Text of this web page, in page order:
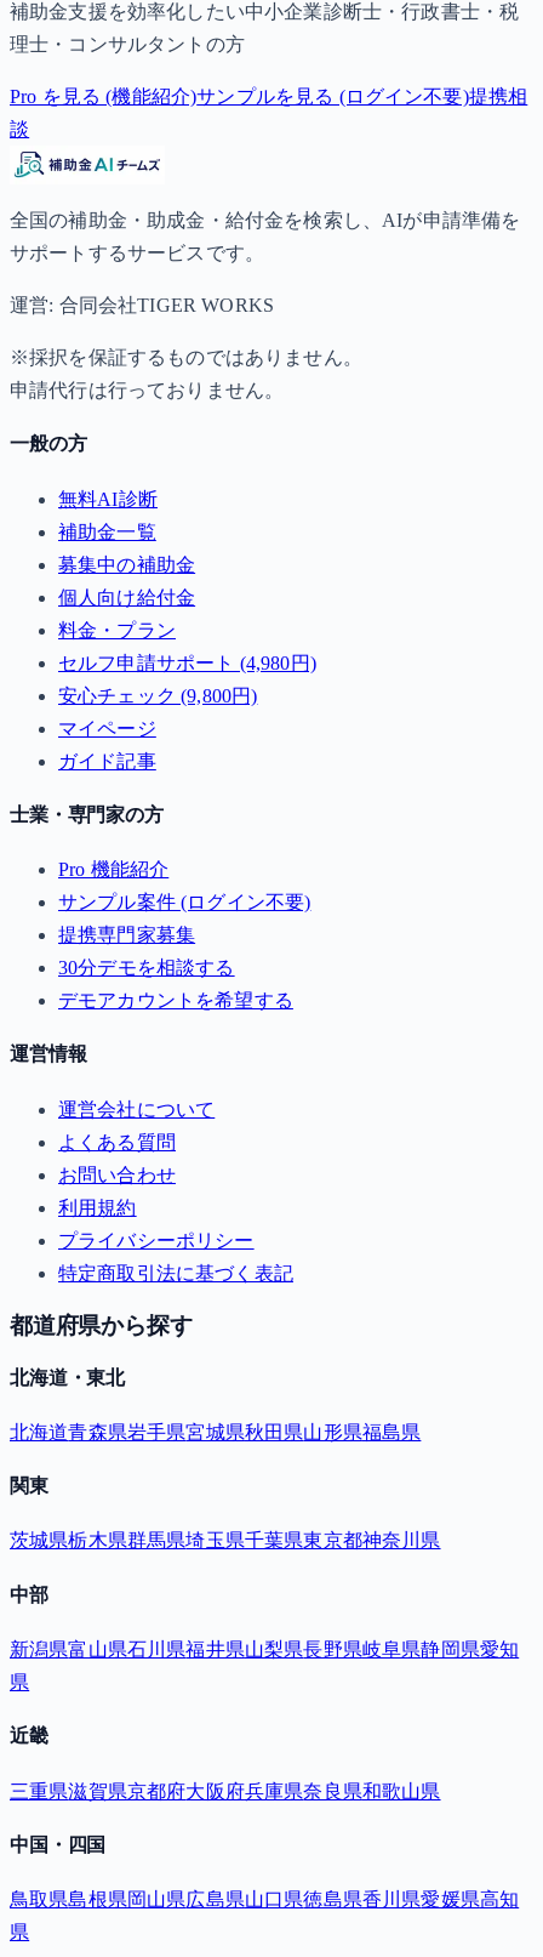
補助金支援を効率化したい中小企業診断士・行政書士・税
理士・コンサルタントの方
Pro を見る (機能紹介)サンプルを見る (ログイン不要)提携相
談
全国の補助金・助成金・給付金を検索し、AIが申請準備を
サポートするサービスです。
運営: 合同会社TIGER WORKS
※採択を保証するものではありません。
申請代行は行っておりません。
一般の方
無料AI診断
補助金一覧
募集中の補助金
個人向け給付金
料金・プラン
セルフ申請サポート (4,980円)
安心チェック (9,800円)
マイページ
ガイド記事
士業・専門家の方
Pro 機能紹介
サンプル案件 (ログイン不要)
提携専門家募集
30分デモを相談する
デモアカウントを希望する
運営情報
運営会社について
よくある質問
お問い合わせ
利用規約
プライバシーポリシー
特定商取引法に基づく表記
都道府県から探す
北海道・東北
北海道青森県岩手県宮城県秋田県山形県福島県
関東
茨城県栃木県群馬県埼玉県千葉県東京都神奈川県
中部
新潟県富山県石川県福井県山梨県長野県岐阜県静岡県愛知
県
近畿
三重県滋賀県京都府大阪府兵庫県奈良県和歌山県
中国・四国
鳥取県島根県岡山県広島県山口県徳島県香川県愛媛県高知
県